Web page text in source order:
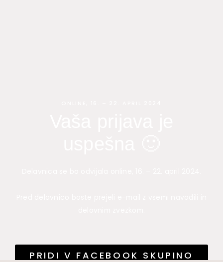
PRIDI V FACEBOOK SKUPINO